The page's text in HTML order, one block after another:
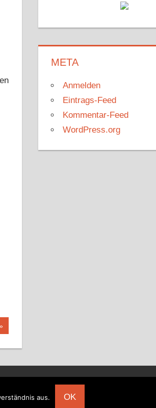
META
Anmelden
Eintrags-Feed
Kommentar-Feed
WordPress.org
aus. OK